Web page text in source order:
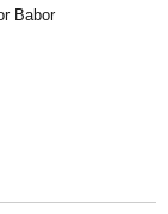
Babor